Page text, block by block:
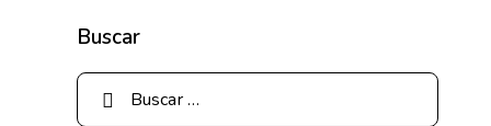
Buscar